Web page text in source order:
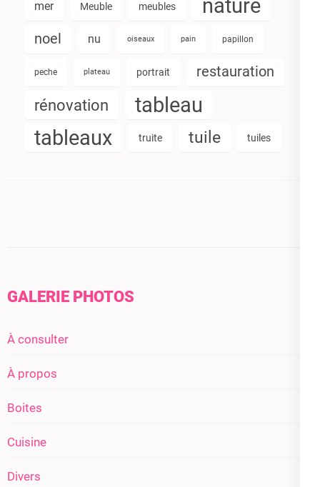
mer Meuble meubles nature
noel nu oiseaux pain papillon
peche plateau portrait restauration
rénovation
tableau
tableaux
truite tuile tuiles
GALERIE PHOTOS
À consulter
À propos
Boites
Cuisine
Divers